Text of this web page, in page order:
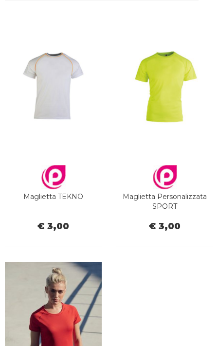
Maglietta TEKNO
€ 3,00
Maglietta Personalizzata
SPORT
€ 3,00